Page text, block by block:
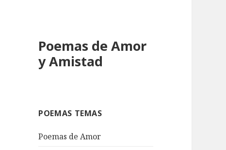
Poemas de Amor
y Amistad
POEMAS TEMAS
Poemas de Amor